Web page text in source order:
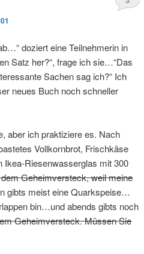
doziert eine Teilnehmerin in
Satz her?“, frage ich sie…“Das
Sachen sag ich?“ Ich
neues Buch noch schneller
aber ich praktiziere es. Nach
Vollkornbrot, Frischkäse
Ikea-Riesenwasserglas mit 300
Geheimversteck, weil meine
gibts meist eine Quarkspeise…
bin…und abends gibts noch
Geheimversteck. Müssen Sie